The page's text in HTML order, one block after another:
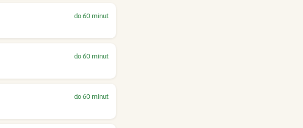
do 60 minut
do 60 minut
do 60 minut